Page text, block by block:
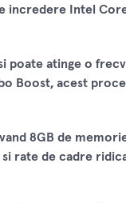
Intel
atinge o
Boost, acest
8GB de
rate de cadre